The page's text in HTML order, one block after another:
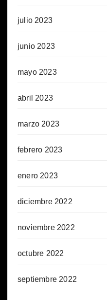
julio 2023
junio 2023
mayo 2023
abril 2023
marzo 2023
febrero 2023
enero 2023
diciembre 2022
noviembre 2022
octubre 2022
septiembre 2022